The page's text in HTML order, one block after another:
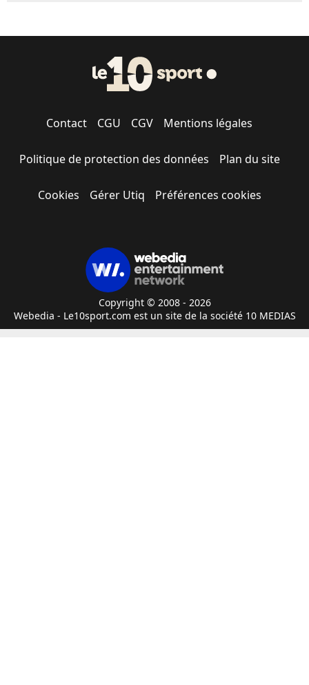
Contact CGU CGV Mentions légales
Politique de protection des données Plan du site
Cookies Gérer Utiq Préférences cookies
Copyright © 2008 - 2026
Webedia - Le10sport.com est un site de la société 10 MEDIAS